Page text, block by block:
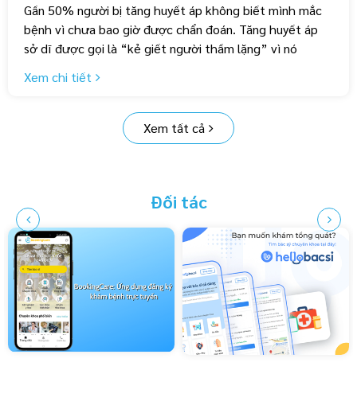
50% người bị tăng huyết áp không biết mình mắc
vì chưa bao giờ được chẩn đoán. Tăng huyết áp
dĩ được gọi là “kẻ giết người thầm lặng” vì nó
biến chứng như nhồi máu cơ tim, đột quỵ hay suy
chi tiết
Xem tất cả
Đối tác